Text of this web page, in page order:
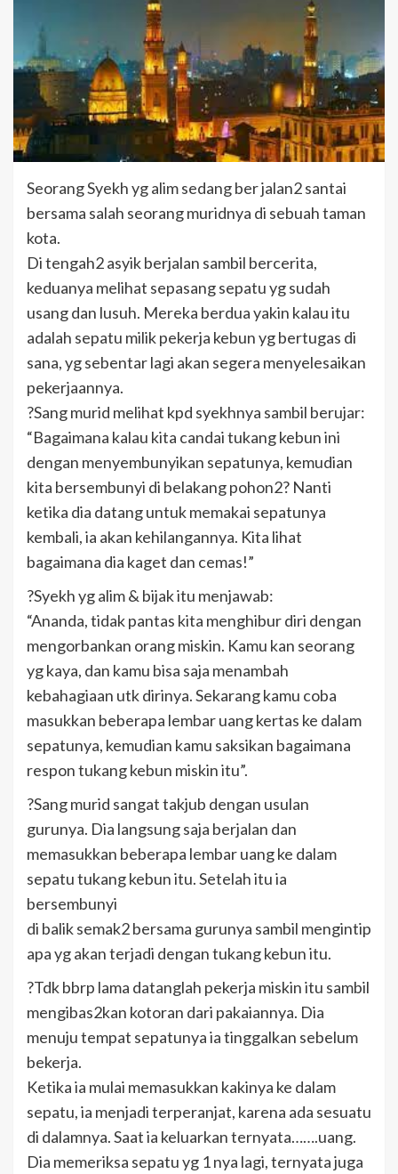
Seorang Syekh yg alim sedang ber jalan2 santai
bersama salah seorang muridnya di sebuah taman
kota.
Di tengah2 asyik berjalan sambil bercerita,
keduanya melihat sepasang sepatu yg sudah
usang dan lusuh. Mereka berdua yakin kalau itu
adalah sepatu milik pekerja kebun yg bertugas di
sana, yg sebentar lagi akan segera menyelesaikan
pekerjaannya.
?Sang murid melihat kpd syekhnya sambil berujar:
“Bagaimana kalau kita candai tukang kebun ini
dengan menyembunyikan sepatunya, kemudian
kita bersembunyi di belakang pohon2? Nanti
ketika dia datang untuk memakai sepatunya
kembali, ia akan kehilangannya. Kita lihat
bagaimana dia kaget dan cemas!”
?Syekh yg alim & bijak itu menjawab:
“Ananda, tidak pantas kita menghibur diri dengan
mengorbankan orang miskin. Kamu kan seorang
yg kaya, dan kamu bisa saja menambah
kebahagiaan utk dirinya. Sekarang kamu coba
masukkan beberapa lembar uang kertas ke dalam
sepatunya, kemudian kamu saksikan bagaimana
respon tukang kebun miskin itu”.
?Sang murid sangat takjub dengan usulan
gurunya. Dia langsung saja berjalan dan
memasukkan beberapa lembar uang ke dalam
sepatu tukang kebun itu. Setelah itu ia
bersembunyi
di balik semak2 bersama gurunya sambil mengintip
apa yg akan terjadi dengan tukang kebun itu.
?Tdk bbrp lama datanglah pekerja miskin itu sambil
mengibas2kan kotoran dari pakaiannya. Dia
menuju tempat sepatunya ia tinggalkan sebelum
bekerja.
Ketika ia mulai memasukkan kakinya ke dalam
sepatu, ia menjadi terperanjat, karena ada sesuatu
di dalamnya. Saat ia keluarkan ternyata…….uang.
Dia memeriksa sepatu yg 1 nya lagi, ternyata juga